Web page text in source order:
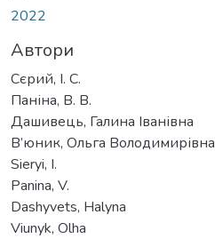
2022
Автори
Сєрий, І. С.
Паніна, В. В.
Дашивець, Галина Іванівна
В’юник, Ольга Володимирівна
Sieryi, I.
Panina, V.
Dashyvets, Halyna
Viunyk, Olha